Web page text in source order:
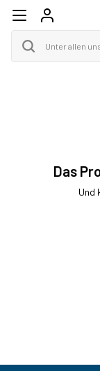
Das
Und